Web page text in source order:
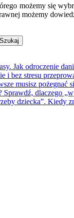
możemy się
możemy
Jak odroczenie
i bez stresu
musisz pożegnać
Sprawdź, dlaczego
dziecka”. Kiedy